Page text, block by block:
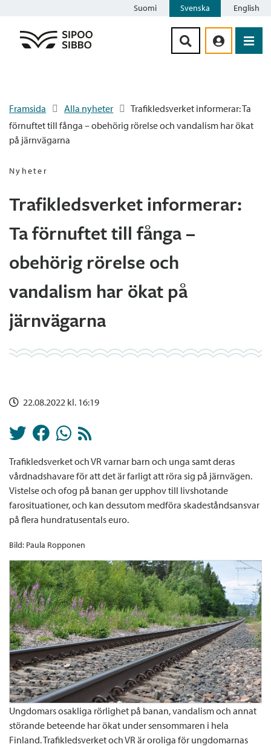
Suomi Svenska English
Framsida Alla nyheter
Trafikledsverket informerar: Ta
förnuftet till fånga – obehörig rörelse och vandalism har ökat
på järnvägarna
Nyheter
Trafikledsverket informerar:
Ta förnuftet till fånga –
obehörig rörelse och
vandalism har ökat på
järnvägarna
22.08.2022 kl. 16:19
Trafikledsverket och VR varnar barn och unga samt deras
vårdnadshavare för att det är farligt att röra sig på järnvägen.
Vistelse och ofog på banan ger upphov till livshotande
farosituationer, och kan dessutom medföra skadeståndsansvar
på flera hundratusentals euro.
Bild: Paula Ropponen
Ungdomars osakliga rörlighet på banan, vandalism och annat
störande beteende har ökat under sensommaren i hela
Finland. Trafikledsverket och VR är oroliga för ungdomarnas